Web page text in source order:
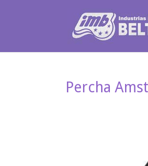
Percha